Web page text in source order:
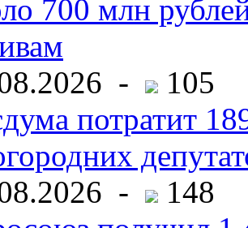
700 млн
-
105
потратит
-
148